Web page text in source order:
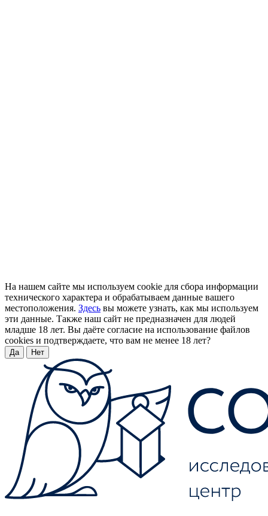
На нашем сайте мы используем cookie для сбора информации
технического характера и обрабатываем данные вашего
местоположения. Здесь вы можете узнать, как мы используем
эти данные. Также наш сайт не предназначен для людей
младше 18 лет. Вы даёте согласие на использование файлов
cookies и подтверждаете, что вам не менее 18 лет?
Да Нет